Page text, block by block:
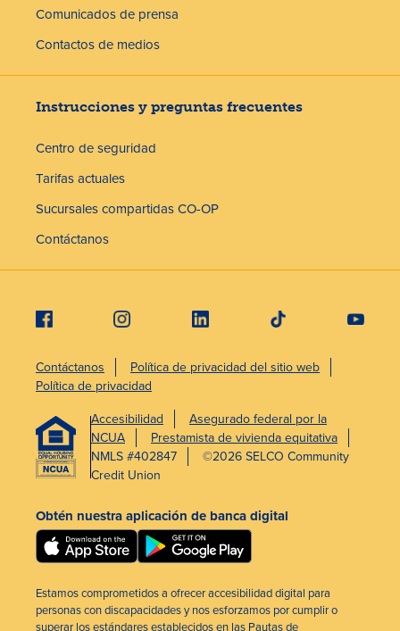
Comunicados de prensa
Contactos de medios
Instrucciones y preguntas frecuentes
Centro de seguridad
Tarifas actuales
Sucursales compartidas CO-OP
Contáctanos
Contáctanos
Política de privacidad del sitio web
Política de privacidad
Accesibilidad
Asegurado federal por la
NCUA
Prestamista de vivienda equitativa
NMLS #402847
©2026 SELCO Community
Credit Union
Obtén nuestra aplicación de banca digital
Estamos comprometidos a ofrecer accesibilidad digital para
personas con discapacidades y nos esforzamos por cumplir o
superar los estándares establecidos en las Pautas de